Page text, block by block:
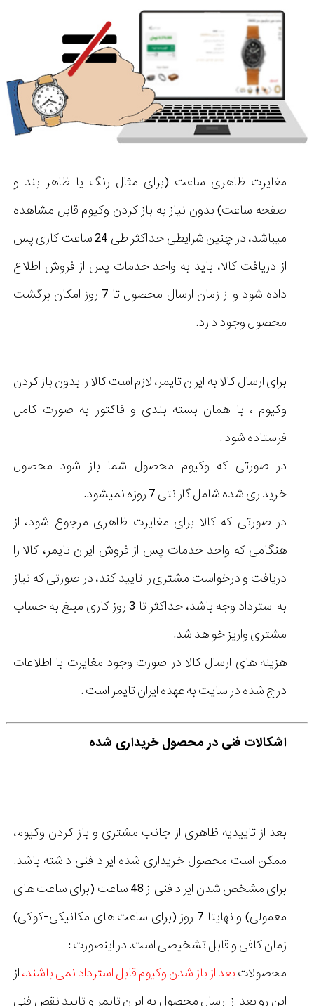
مغایرت ظاهری ساعت (برای مثال رنگ یا ظاهر بند و
صفحه ساعت) بدون نیاز به باز کردن وکیوم قابل مشاهده
میباشد، در چنین شرایطی حداکثر طی 24 ساعت کاری پس
از دریافت کالا، باید به واحد خدمات پس از فروش اطلاع
داده شود و از زمان ارسال محصول تا 7 روز امکان برگشت
محصول وجود دارد.
برای ارسال کالا به ایران تایمر، لازم است کالا را بدون باز کردن
وکیوم ، با همان بسته بندی و فاکتور به صورت کامل
فرستاده شود .
در صورتی که وکیوم محصول شما باز شود محصول
خریداری شده شامل گارانتی 7 روزه نمیشود.
در صورتی که کالا برای مغایرت ظاهری مرجوع شود، از
هنگامی که واحد خدمات پس از فروش ایران تایمر، کالا را
دریافت و درخواست مشتری را تایید کند، در صورتی که نیاز
به استرداد وجه باشد، حداکثر تا 3 روز کاری مبلغ به حساب
مشتری واریز خواهد شد.
هزینه های ارسال کالا در صورت وجود مغایرت با اطلاعات
درج شده در سایت به عهده ایران تایمر است .
اشکالات فنی در محصول خریداری شده
بعد از تاییدیه ظاهری از جانب مشتری و باز کردن وکیوم،
ممکن است محصول خریداری شده ایراد فنی داشته باشد.
برای مشخص شدن ایراد فنی از 48 ساعت (برای ساعت های
معمولی) و نهایتا 7 روز (برای ساعت های مکانیکی-کوکی)
زمان کافی و قابل تشخیصی است. در اینصورت :
محصولاتبعد از باز شدن وکیوم قابل استرداد نمی باشند،از
این رو بعد از ارسال محصول به ایران تایمر و تایید نقص فنی